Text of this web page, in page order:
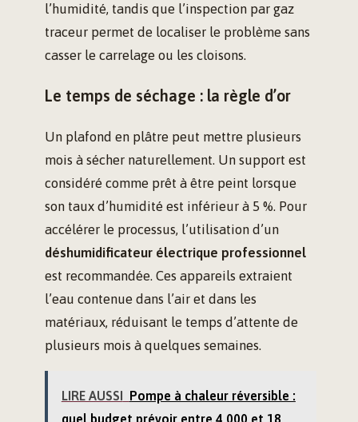
l’humidité, tandis que l’inspection par gaz
traceur permet de localiser le problème sans
casser le carrelage ou les cloisons.
Le temps de séchage : la règle d’or
Un plafond en plâtre peut mettre plusieurs
mois à sécher naturellement. Un support est
considéré comme prêt à être peint lorsque
son taux d’humidité est inférieur à 5 %. Pour
accélérer le processus, l’utilisation d’un
déshumidificateur électrique professionnel
est recommandée. Ces appareils extraient
l’eau contenue dans l’air et dans les
matériaux, réduisant le temps d’attente de
plusieurs mois à quelques semaines.
LIRE AUSSI Pompe à chaleur réversible :
quel budget prévoir entre 4 000 et 18